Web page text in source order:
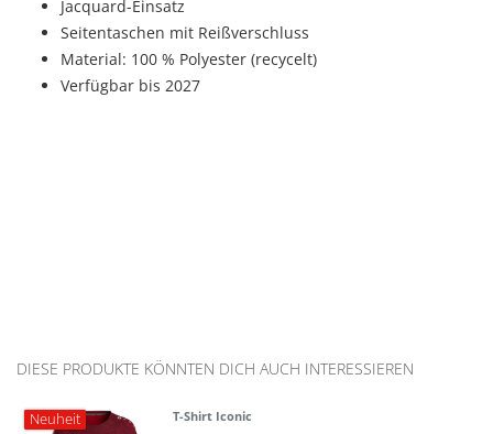
Jacquard-Einsatz
Seitentaschen mit Reißverschluss
Material: 100 % Polyester (recycelt)
Verfügbar bis 2027
DIESE PRODUKTE KÖNNTEN DICH AUCH INTERESSIEREN
Neuheit T-Shirt Iconic